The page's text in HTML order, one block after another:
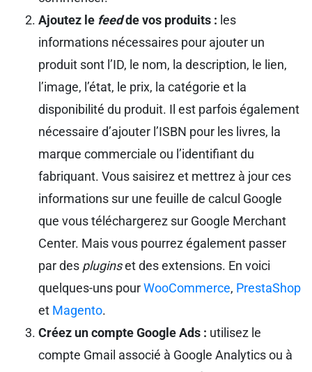
Ajoutez le feedde vos produits : les
informations nécessaires pour ajouter un
produit sont l’ID, le nom, la description, le lien,
l’image, l’état, le prix, la catégorie et la
disponibilité du produit. Il est parfois également
nécessaire d’ajouter l’ISBN pour les livres, la
marque commerciale ou l’identifiant du
fabriquant. Vous saisirez et mettrez à jour ces
informations sur une feuille de calcul Google
que vous téléchargerez sur Google Merchant
Center. Mais vous pourrez également passer
par des pluginset des extensions. En voici
quelques-uns pourWooCommerce, PrestaShop
et Magento.
Créez un compte Google Ads : utilisez le
compte Gmail associé à Google Analytics ou à